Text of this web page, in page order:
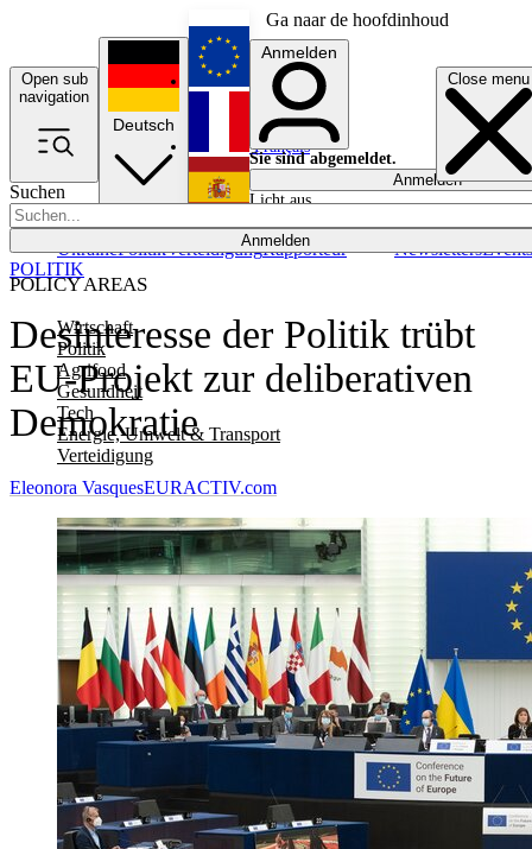
Ga naar de hoofdinhoud
Open sub
navigation
Close menu
Suchen
Anmelden
POLICY AREAS
Wirtschaft
Politik
Agrifood
Gesundheit
Tech
Energie, Umwelt & Transport
Verteidigung
UkrainePolitikVerteidigungRapporteur NewslettersEvents
Deutsch
English
Français
Anmelden
Sie sind abgemeldet.
Anmelden
Licht aus
Desinteresse der Politik trübt
EU-Projekt zur deliberativen
Demokratie
POLITIK
Eleonora VasquesEURACTIV.com